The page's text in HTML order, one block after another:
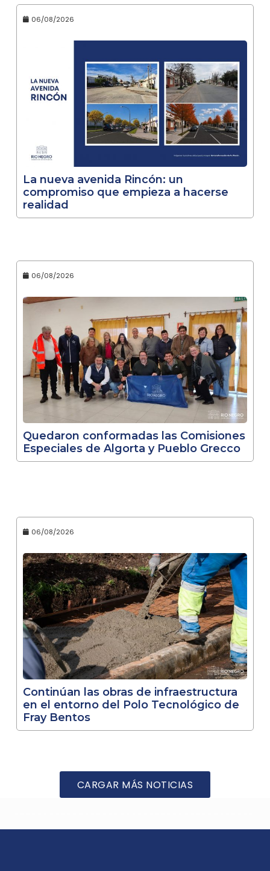
06/08/2026
La nueva avenida Rincón: un
compromiso que empieza a hacerse
realidad
06/08/2026
Quedaron conformadas las Comisiones
Especiales de Algorta y Pueblo Grecco
06/08/2026
Continúan las obras de infraestructura
en el entorno del Polo Tecnológico de
Fray Bentos
CARGAR MÁS NOTICIAS